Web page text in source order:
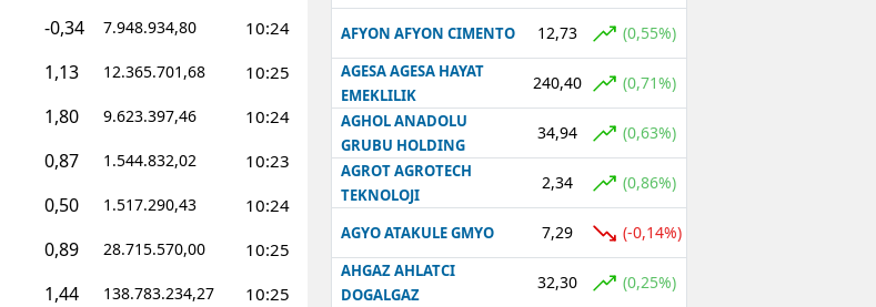
-0,34 7.948.934,80 10:24
1,13 12.365.701,68 10:25
1,80 9.623.397,46 10:24
0,87 1.544.832,02 10:23
0,50 1.517.290,43 10:24
0,89 28.715.570,00 10:25
1,44 138.783.234,27 10:25
AFYON AFYON CIMENTO 12,73 (0,55%)
AGESA AGESA HAYAT
EMEKLILIK
240,40 (0,71%)
AGHOL ANADOLU
GRUBU HOLDING
34,94 (0,63%)
AGROT AGROTECH
TEKNOLOJI
2,34 (0,86%)
AGYO ATAKULE GMYO 7,29 (-0,14%)
AHGAZ AHLATCI
DOGALGAZ
32,30 (0,25%)